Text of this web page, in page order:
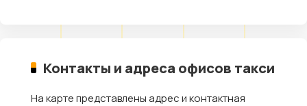
Контакты и адреса офисов такси
На карте представлены адрес и контактная